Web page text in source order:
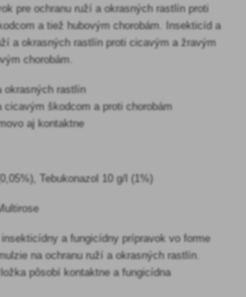
pre ochranu ruží a okrasných rastlín proti
a tiež hubovým chorobám. Insekticíd a
a okrasných rastlín proti cicavým a žravým
chorobám.
okrasných rastlín
cicavým škodcom a proti chorobám
aj kontaktne
Tebukonazol 10 g/l (1%)
a fungicídny prípravok vo forme
na ochranu ruží a okrasných rastlín.
pôsobí kontaktne a fungicídna